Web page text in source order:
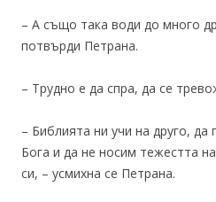
– А също така води до много
потвърди Петрана.
– Трудно е да спра, да се
– Библията ни учи на друго,
Бога и да не носим тежестта
си, – усмихна се Петрана.